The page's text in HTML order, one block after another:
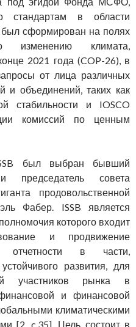
стандартам в области
был сформирован на полях
климата,
2021 года (COP-26), в
от лица различных
и объединений, таких как
стабильности и IOSCO
комиссий по ценным
был выбран бывший
председатель совета
продовольственной
Фабер. ISSB является
которого входит
и продвижение
отчетности в части,
развития, для
участников рынка в
и финансовой
климатическими
[2, c.35]. Цель состоит в